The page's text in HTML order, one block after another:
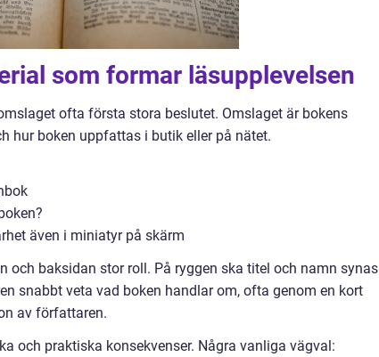
som formar läsupplevelsen
ofta första stora beslutet. Omslaget är bokens
hur boken uppfattas i butik eller på nätet.
även i miniatyr på skärm
och baksidan stor roll. På ryggen ska titel och namn synas
snabbt veta vad boken handlar om, ofta genom en kort
av författaren.
och praktiska konsekvenser. Några vanliga vägval: